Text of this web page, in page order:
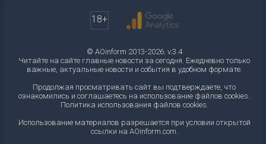
18+
© AOinform 2013-2026. v.3.4
Читайте на сайте главные новости за сегодня. Ежедневно только
важные, актуальные новости и события в удобном формате.
Продолжая просматривать сайт вы подтверждаете, что
ознакомились и соглашаетесь на использование файлов cookies.
Политика использования файлов cookies.
Использование материалов разрешается при условии открытой
ссылки на AOinform.com.